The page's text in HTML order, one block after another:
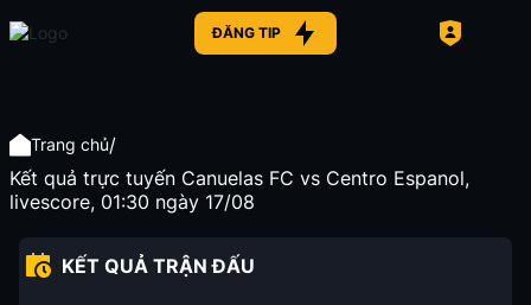
ĐĂNG TIP
Trang chủ/
Kết quả trực tuyến Canuelas FC vs Centro Espanol,
livescore, 01:30 ngày 17/08
KẾT QUẢ TRẬN ĐẤU